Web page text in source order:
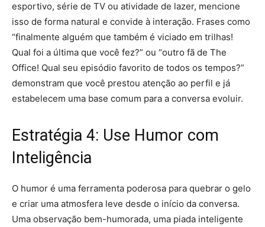
esportivo, série de TV ou atividade de lazer, mencione
isso de forma natural e convide à interação. Frases como
“finalmente alguém que também é viciado em trilhas!
Qual foi a última que você fez?” ou “outro fã de The
Office! Qual seu episódio favorito de todos os tempos?”
demonstram que você prestou atenção ao perfil e já
estabelecem uma base comum para a conversa evoluir.
Estratégia 4: Use Humor com
Inteligência
O humor é uma ferramenta poderosa para quebrar o gelo
e criar uma atmosfera leve desde o início da conversa.
Uma observação bem-humorada, uma piada inteligente